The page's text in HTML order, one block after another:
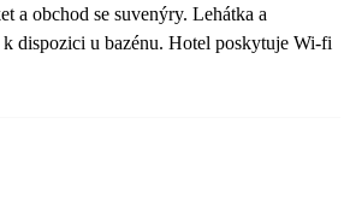
a obchod se suvenýry. Lehátka a
dispozici u bazénu. Hotel poskytuje Wi-fi